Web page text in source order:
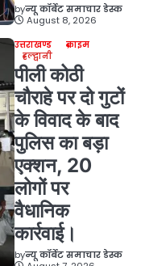
byन्यू कॉर्बेट समाचार डेस्क
August 8, 2026
उत्तराखण्ड
क्राइम
हल्द्वानी
पीली कोठी
चौराहे पर दो गुटों
के विवाद के बाद
पुलिस का बड़ा
एक्शन, 20
लोगों पर
वैधानिक
कार्रवाई।
byन्यू कॉर्बेट समाचार डेस्क